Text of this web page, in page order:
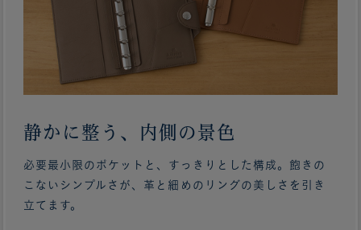
静かに整う、内側の景色
必要最小限のポケットと、すっきりとした構成。飽きの
こないシンプルさが、革と細めのリングの美しさを引き
立てます。